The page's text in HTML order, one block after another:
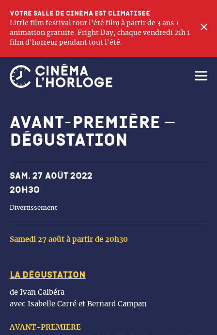
Votre salle de cinéma est climatisée
Little film festival tout l'été film à partir de 3 ans +
animation gratuite. Fright Day, chaque vendredi 21h 1
film d'horreur pendant tout l'été.
Avant-première –
dégustation
Samedi 27 août à partir de 20h30
La dégustation
de Ivan Calbéra
avec Isabelle Carré et Bernard Campan
AVANT-PREMIERE
Dates et horaires
Sam. 27 août 2022
20h30
Divertissement